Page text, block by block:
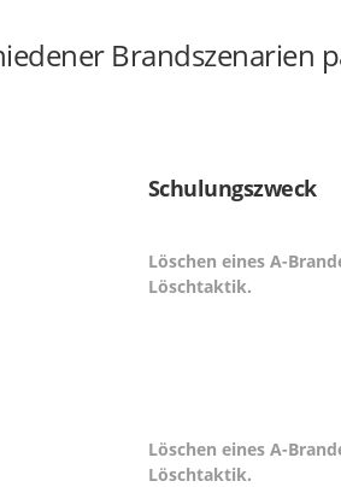
Brandszenarien
Schulungszweck
Löschen eines A-
Löschtaktik.
Löschen eines A-
Löschtaktik.